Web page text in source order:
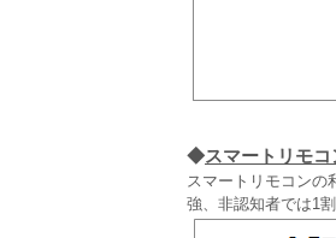
◆スマートリモ
スマートリモコンの
強、非認知者では1